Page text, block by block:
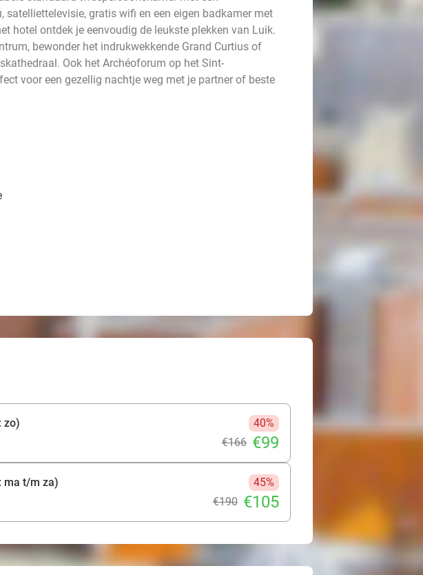
satelliettelevisie, gratis wifi en een eigen badkamer met
hotel ontdek je eenvoudig de leukste plekken van Luik.
bewonder het indrukwekkende Grand Curtius of
Ook het Archéoforum op het Sint-
voor een gezellig nachtje weg met je partner of beste
zo)
40%
€166 €99
ma t/m za)
45%
€190 €105